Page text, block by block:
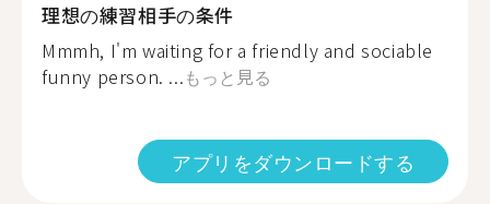
理想の練習相手の条件
Mmmh, I'm waiting for a friendly and sociable
funny person. ...もっと見る
アプリをダウンロードする